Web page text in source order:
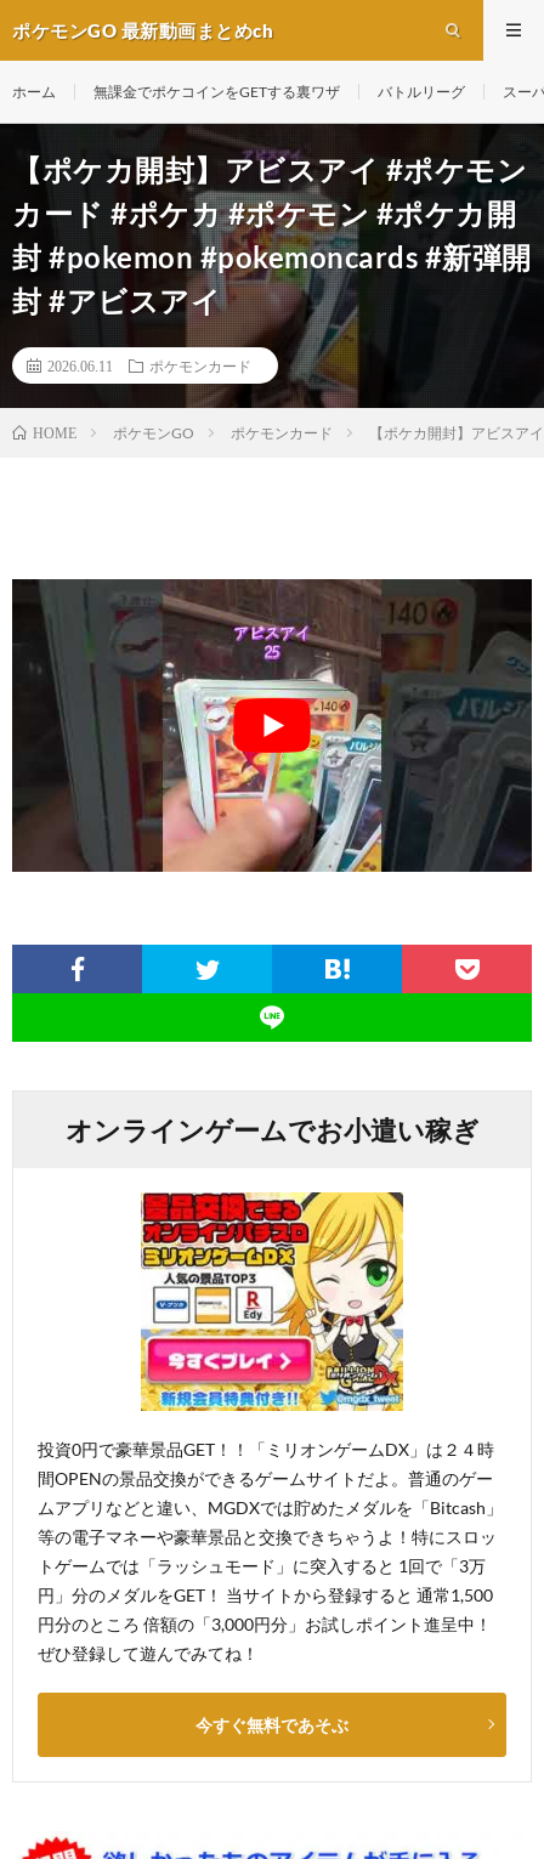
ポケモンGO 最新動画まとめch
ホーム 無課金でポケコインをGETする裏ワザ バトルリーグ スー
【ポケカ開封】アビスアイ #ポケモン
カード #ポケカ #ポケモン #ポケカ開
封 #pokemon #pokemoncards #新弾開
封 #アビスアイ
2026.06.11 ポケモンカード
HOME ポケモンGO ポケモンカード 【ポケカ開封】アビスア
オンラインゲームでお小遣い稼ぎ
投資0円で豪華景品GET！！「ミリオンゲームDX」は２４時
間OPENの景品交換ができるゲームサイトだよ。普通のゲー
ムアプリなどと違い、MGDXでは貯めたメダルを「Bitcash」
等の電子マネーや豪華景品と交換できちゃうよ！特にスロッ
トゲームでは「ラッシュモード」に突入すると 1回で「3万
円」分のメダルをGET！ 当サイトから登録すると 通常1,500
円分のところ 倍額の「3,000円分」お試しポイント進呈中！
ぜひ登録して遊んでみてね！
今すぐ無料であそぶ